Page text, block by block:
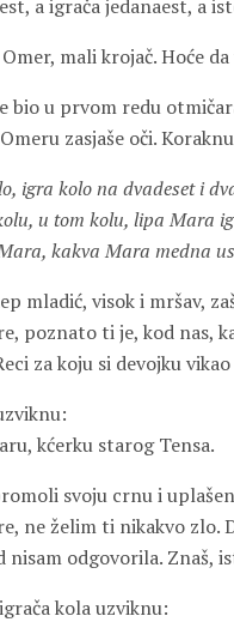
a igrača jedanaest, a
mali krojač. Hoće
bio u prvom redu
zasjaše oči.
igra kolo na dvadeset i
u tom kolu, lipa Mara
kakva Mara medna
mladić, visok i mršav,
poznato ti je, kod nas,
za koju si devojku
kćerku starog Tensa.
svoju crnu i
ne želim ti nikakvo zlo.
nisam odgovorila. Znaš,
kola uzviknu: